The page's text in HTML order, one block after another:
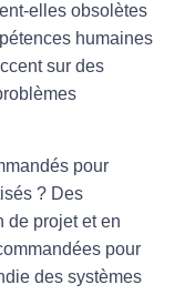
elles obsolètes
humaines
sur des
pour
? Des
de projet et en
pour
des systèmes